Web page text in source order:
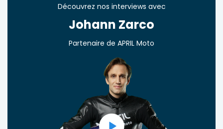
Découvrez nos interviews avec
Johann Zarco
Partenaire de APRIL Moto